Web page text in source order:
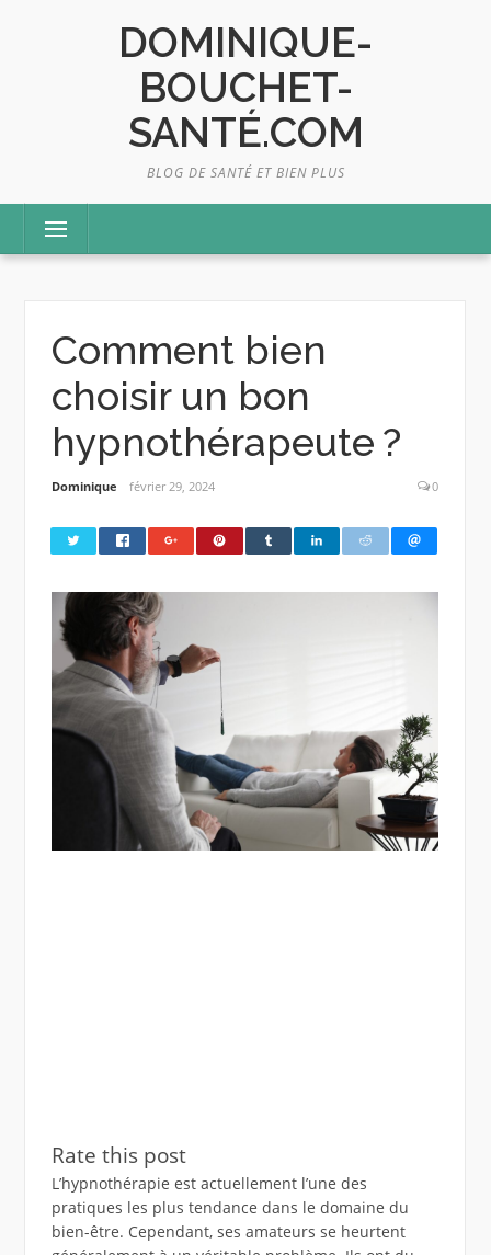
DOMINIQUE-
BOUCHET-
SANTÉ.COM
BLOG DE SANTÉ ET BIEN PLUS
Menu
Comment bien
choisir un bon
hypnothérapeute ?
Dominique février 29, 2024 0
Rate this post
L’hypnothérapie est actuellement l’une des
pratiques les plus tendance dans le domaine du
bien-être. Cependant, ses amateurs se heurtent